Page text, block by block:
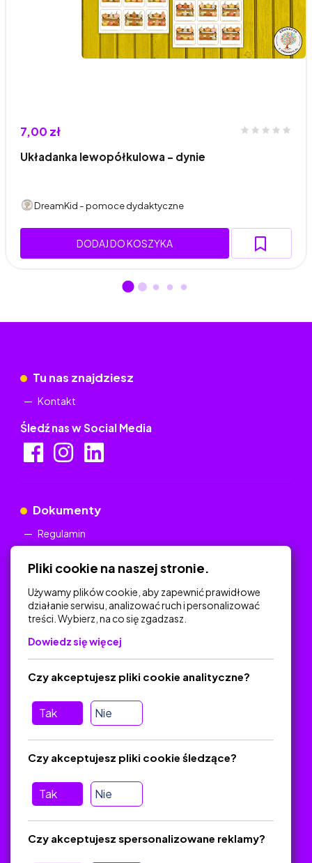
7,00 zł
Układanka lewopółkulowa - dynie
DreamKid - pomoce dydaktyczne
DODAJ DO KOSZYKA
Tu nas znajdziesz
Kontakt
Śledź nas w Social Media
Dokumenty
Regulamin
Na skróty
Polityka Prywatności
Regulamin
O platformie
Baza materiałów dydaktycznych
Jak zostać autorem
FAQ
Pliki cookie na naszej stronie.
Używamy plików cookie, aby zapewnić prawidłowe
działanie serwisu, analizować ruch i personalizować
treści. Wybierz, na co się zgadzasz.
Dowiedz się więcej
Tak Nie
Czy akceptujesz pliki cookie analityczne?
Tak Nie
Czy akceptujesz pliki cookie śledzące?
Czy akceptujesz spersonalizowane reklamy?